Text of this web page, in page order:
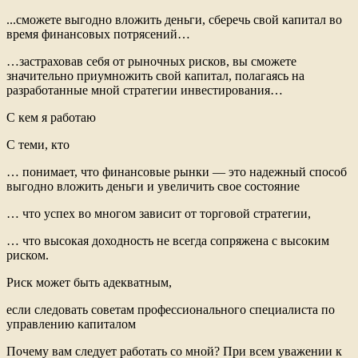
...сможете выгодно вложить деньги, сберечь свой капитал во
время финансовых потрясений…
…застраховав себя от рыночных рисков, вы сможете
значительно приумножить свой капитал, полагаясь на
разработанные мной стратегии инвестирования…
С кем я работаю
С теми, кто
… понимает, что финансовые рынки — это надежный способ
выгодно вложить деньги и увеличить свое состояние
… что успех во многом зависит от торговой стратегии,
… что высокая доходность не всегда сопряжена с высоким
риском.
Риск может быть адекватным,
если следовать советам профессионального специалиста по
управлению капиталом
Почему вам следует работать со мной? При всем уважении к